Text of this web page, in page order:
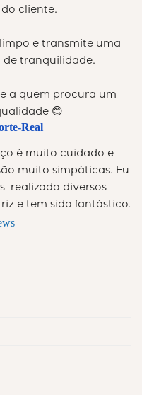
cliente.
e transmite uma
de tranquilidade.
a quem procura um
😊
Real
é muito cuidado e
muito simpáticas. Eu
realizado diversos
e tem sido fantástico.